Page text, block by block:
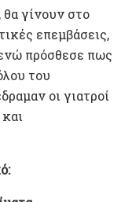
γίνουν στο
επεμβάσεις,
ενώ πρόσθεσε πως
του
οι γιατροί